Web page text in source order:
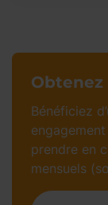
Bénéficiez
prendre en
mensuels